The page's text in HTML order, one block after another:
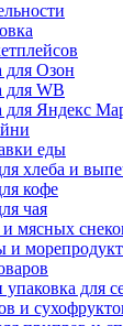
для Озон
для WB
для Яндекс
еды
хлеба и
кофе
чая
мясных
и
для
и